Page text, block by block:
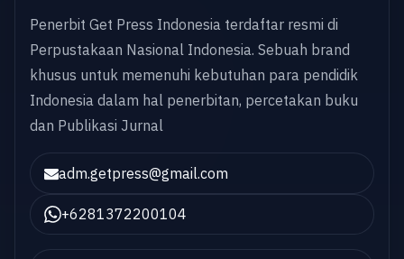
Penerbit Get Press Indonesia terdaftar resmi di
Perpustakaan Nasional Indonesia. Sebuah brand
khusus untuk memenuhi kebutuhan para pendidik
Indonesia dalam hal penerbitan, percetakan buku
dan Publikasi Jurnal
adm.getpress@gmail.com
+6281372200104